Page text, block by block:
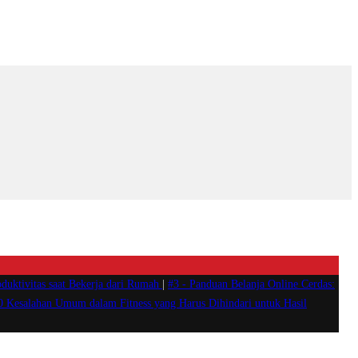
saat Bekerja dari Rumah #3 - Panduan Belanja Online Cerdas:
Kesalahan Umum dalam Fitness yang Harus Dihindari untuk Hasil